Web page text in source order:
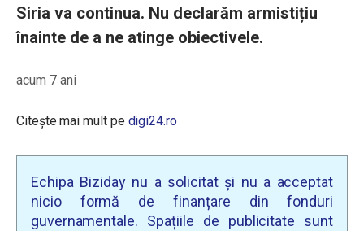
Siria va continua. Nu declarăm armistițiu
înainte de a ne atinge obiectivele.
acum 7 ani
Citește mai mult pe digi24.ro
Echipa Biziday nu a solicitat și nu a acceptat
nicio formă de finanțare din fonduri
guvernamentale. Spațiile de publicitate sunt